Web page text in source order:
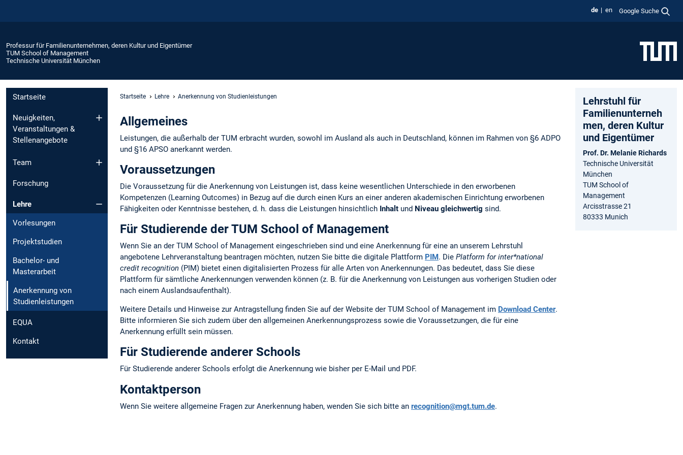
de en Google Suche
Professur für Familienunternehmen, deren Kultur und Eigentümer
TUM School of Management
Technische Universität München
Startseite
Neuigkeiten,
Veranstaltungen &
Stellenangebote
Team
Forschung
Lehre
Vorlesungen
Projektstudien
Bachelor- und
Masterarbeit
Anerkennung von
Studienleistungen
EQUA
Kontakt
Startseite Lehre Anerkennung von Studienleistungen
Allgemeines
Leistungen, die außerhalb der TUM erbracht wurden, sowohl im Ausland als auch in Deutschland, können im Rahmen von §6 ADPO
und §16 APSO anerkannt werden.
Voraussetzungen
Die Voraussetzung für die Anerkennung von Leistungen ist, dass keine wesentlichen Unterschiede in den erworbenen
Kompetenzen (Learning Outcomes) in Bezug auf die durch einen Kurs an einer anderen akademischen Einrichtung erworbenen
Fähigkeiten oder Kenntnisse bestehen, d. h. dass die Leistungen hinsichtlich Inhalt und Niveau gleichwertig sind.
Für Studierende der TUM School of Management
Wenn Sie an der TUM School of Management eingeschrieben sind und eine Anerkennung für eine an unserem Lehrstuhl
angebotene Lehrveranstaltung beantragen möchten, nutzen Sie bitte die digitale Plattform PIM. Die Platform for inter*national
credit recognition (PIM) bietet einen digitalisierten Prozess für alle Arten von Anerkennungen. Das bedeutet, dass Sie diese
Plattform für sämtliche Anerkennungen verwenden können (z. B. für die Anerkennung von Leistungen aus vorherigen Studien oder
nach einem Auslandsaufenthalt).
Weitere Details und Hinweise zur Antragstellung finden Sie auf der Website der TUM School of Management im Download Center.
Bitte informieren Sie sich zudem über den allgemeinen Anerkennungsprozess sowie die Voraussetzungen, die für eine
Anerkennung erfüllt sein müssen.
Für Studierende anderer Schools
Für Studierende anderer Schools erfolgt die Anerkennung wie bisher per E-Mail und PDF.
Kontaktperson
Wenn Sie weitere allgemeine Fragen zur Anerkennung haben, wenden Sie sich bitte an recognition@mgt.tum.de.
Lehrstuhl für
Familienunterneh
men, deren Kultur
und Eigentümer
Prof. Dr. Melanie Richards
Technische Universität
München
TUM School of
Management
Arcisstrasse 21
80333 Munich